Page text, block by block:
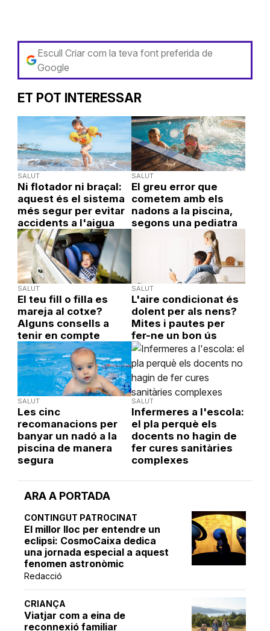
ARA A PORTADA
CONTINGUT PATROCINAT
El millor lloc per entendre un
eclipsi: CosmoCaixa dedica
una jornada especial a aquest
fenomen astronòmic
Redacció
CRIANÇA
Viatjar com a eina de
reconnexió familiar
Escull Criar com la teva font preferida de
Google
ET POT INTERESSAR
SALUT
Ni flotador ni braçal:
aquest és el sistema
més segur per evitar
accidents a l'aigua
SALUT
El greu error que
cometem amb els
nadons a la piscina,
segons una pediatra
SALUT
El teu fill o filla es
mareja al cotxe?
Alguns consells a
tenir en compte
SALUT
L'aire condicionat és
dolent per als nens?
Mites i pautes per
fer-ne un bon ús
SALUT
Les cinc
recomanacions per
banyar un nadó a la
piscina de manera
segura
SALUT
Infermeres a l'escola:
el pla perquè els
docents no hagin de
fer cures sanitàries
complexes